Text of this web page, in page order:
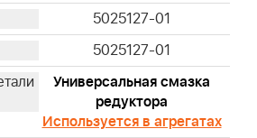
4136
4137
4139
4140
4141
4142
5025127-01
5025127-01
Универсальная смазка
редуктора
Используется в агрегатах